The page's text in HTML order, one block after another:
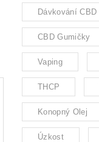
Dávkování CBD
CBD Gumičky
Vaping
THCP
Konopný Olej
Úzkost